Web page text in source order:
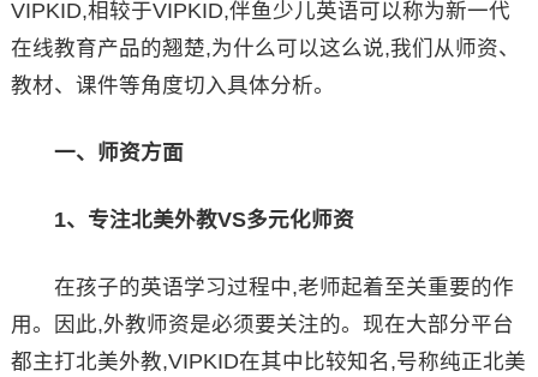
VIPKID,相较于VIPKID,伴鱼少儿英语可以称为新一代
在线教育产品的翘楚,为什么可以这么说,我们从师资、
教材、课件等角度切入具体分析。
一、师资方面
1、专注北美外教VS多元化师资
在孩子的英语学习过程中,老师起着至关重要的作
用。因此,外教师资是必须要关注的。现在大部分平台
都主打北美外教,VIPKID在其中比较知名,号称纯正北美